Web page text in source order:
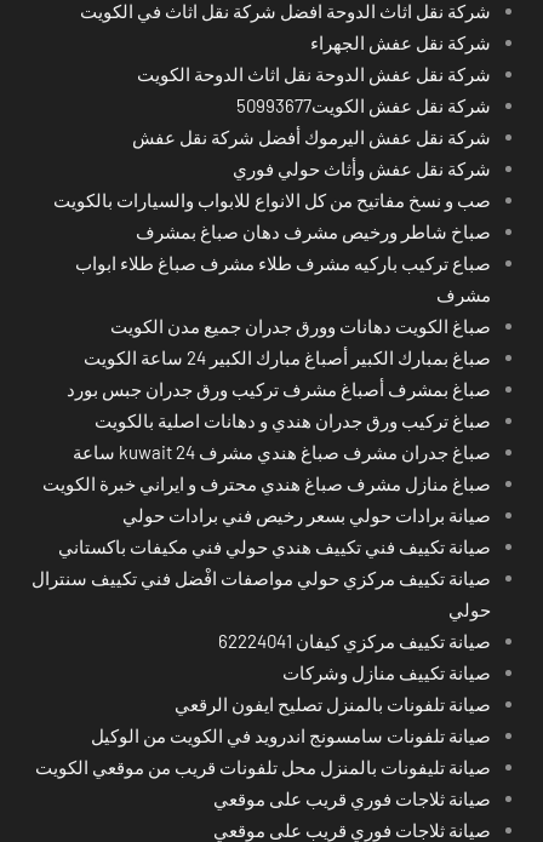
شركة نقل اثاث الدوحة افضل شركة نقل اثاث في الكويت
شركة نقل عفش الجهراء
شركة نقل عفش الدوحة نقل اثاث الدوحة الكويت
شركة نقل عفش الكويت50993677
شركة نقل عفش اليرموك أفضل شركة نقل عفش
شركة نقل عفش وأثاث حولي فوري
صب و نسخ مفاتيح من كل الانواع للابواب والسيارات بالكويت
صباخ شاطر ورخيص مشرف دهان صباغ بمشرف
صباع تركيب باركيه مشرف طلاء مشرف صباغ طلاء ابواب
مشرف
صباغ الكويت دهانات وورق جدران جميع مدن الكويت
صباغ بمبارك الكبير أصباغ مبارك الكبير 24 ساعة الكويت
صباغ بمشرف أصباغ مشرف تركيب ورق جدران جبس بورد
صباغ تركيب ورق جدران هندي و دهانات اصلية بالكويت
صباغ جدران مشرف صباغ هندي مشرف kuwait 24 ساعة
صباغ منازل مشرف صباغ هندي محترف و ايراني خبرة الكويت
صيانة برادات حولي بسعر رخيص فني برادات حولي
صيانة تكييف فني تكييف هندي حولي فني مكيفات باكستاني
صيانة تكييف مركزي حولي مواصفات افْضل فني تكييف سنترال
حولي
صيانة تكييف مركزي كيفان 62224041
صيانة تكييف منازل وشركات
صيانة تلفونات بالمنزل تصليح ايفون الرقعي
صيانة تلفونات سامسونج اندرويد في الكويت من الوكيل
صيانة تليفونات بالمنزل محل تلفونات قريب من موقعي الكويت
صيانة ثلاجات فوري قريب على موقعي
صيانة ثلاجات فوري قريب على موقعي